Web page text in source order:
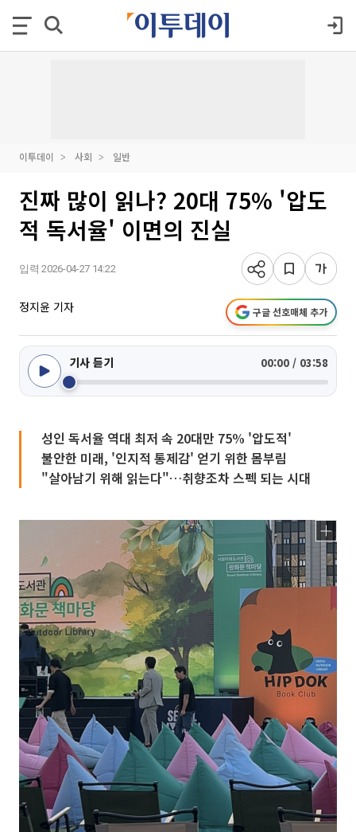
이투데이 사회 일반
진짜 많이 읽나? 20대 75% '압도
적 독서율' 이면의 진실
입력 2026-04-27 14:22
정지윤 기자 구글 선호매체 추가
기사 듣기 00:00 / 03:58
성인 독서율 역대 최저 속 20대만 75% '압도적'
불안한 미래, '인지적 통제감' 얻기 위한 몸부림
"살아남기 위해 읽는다"…취향조차 스펙 되는 시대